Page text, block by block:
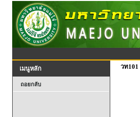
เมนูหลัก
ถอยกลับ
วท101